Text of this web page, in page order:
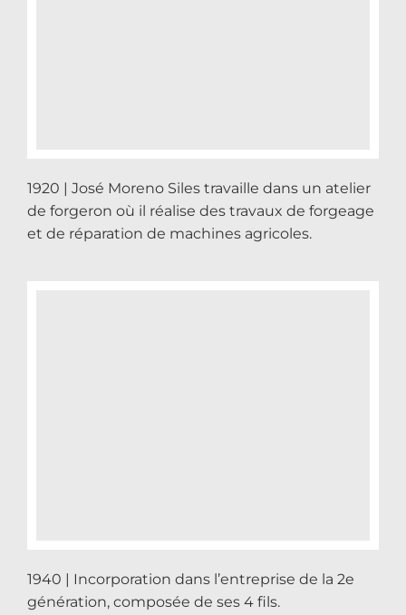
1920 | José Moreno Siles travaille dans un atelier
de forgeron où il réalise des travaux de forgeage
et de réparation de machines agricoles.
1940 | Incorporation dans l’entreprise de la 2e
génération, composée de ses 4 fils.